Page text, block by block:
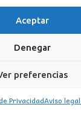
Aceptar
Denegar
preferencias
PrivacidadAviso